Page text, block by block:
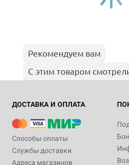
Рекомендуем вам
С этим товаром
ДОСТАВКА И ОПЛАТА
Способы оплаты
Службы доставки
Адреса магазинов